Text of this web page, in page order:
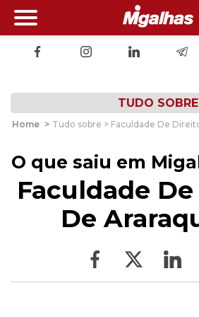
TUDO SOBRE
Home > Tudo sobre > Faculdade De
O que saiu em
Faculdade
De